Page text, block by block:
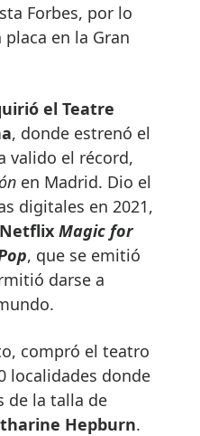
Forbes, por lo
en la Gran
el Teatre
, donde estrenó el
valido el récord,
en Madrid. Dio el
digitales en 2021,
Magic for
, que se emitió
darse a
compró el teatro
localidades donde
de la talla de
Hepburn.